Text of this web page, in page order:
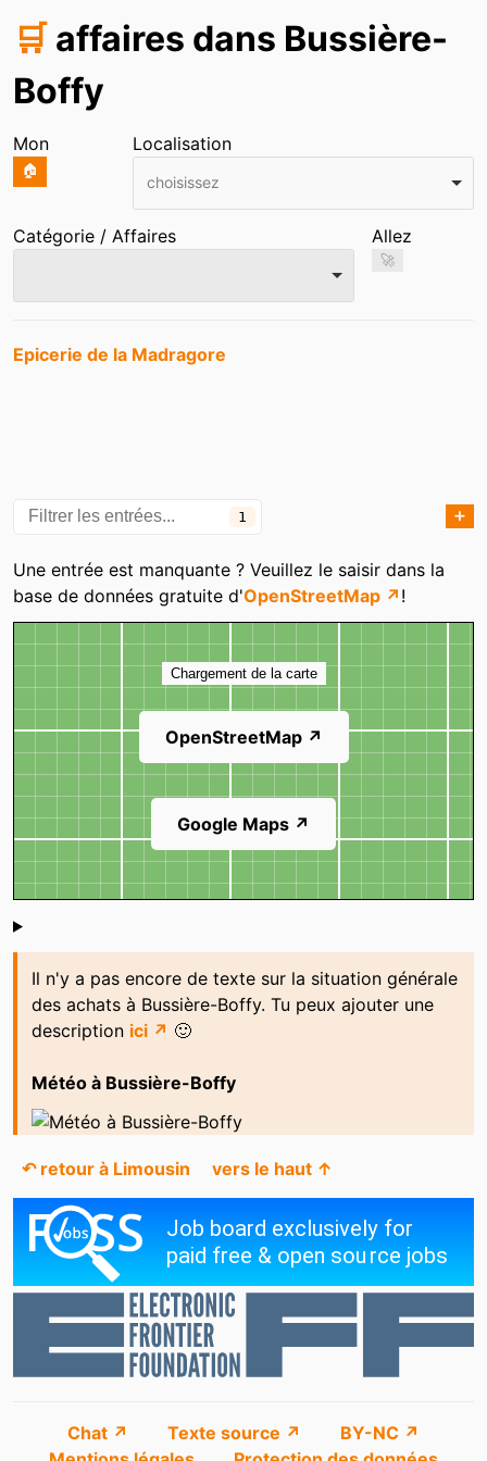
🛒 affaires dans Bussière-
Boffy
Mon
🏠
Localisation
choisissez
Catégorie / Affaires Allez
🚀
Entrées
Epicerie de la Madragore
1 ➕
Catégories
Une entrée est manquante ? Veuillez le saisir dans la
base de données gratuite d'OpenStreetMap ↗ !
Carte
Chargement de la carte
OpenStreetMap ↗
Google Maps ↗
Shoutbox
Il n'y a pas encore de texte sur la situation générale
des achats à Bussière-Boffy. Tu peux ajouter une
description ici ↗ 🙂
Météo à Bussière-Boffy
↶ retour à Limousin vers le haut ↑
Chat ↗ Texte source ↗
BY-NC ↗